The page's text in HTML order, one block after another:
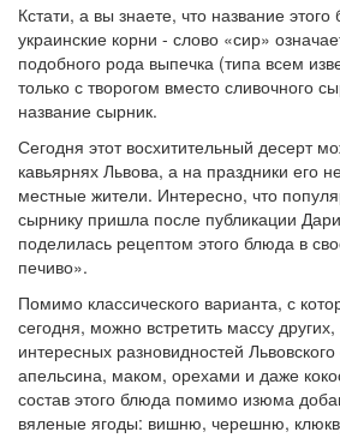
Кстати, а вы знаете, что название
украинские корни - слово «сир»
подобного рода выпечка (типа всем
только с творогом вместо сливочного
название сырник.
Сегодня этот восхитительный десерт
кавьярнях Львова, а на праздники его
местные жители. Интересно, что
сырнику пришла после публикации
поделилась рецептом этого блюда в
печиво».
Помимо классического варианта, с
сегодня, можно встретить массу
интересных разновидностей
апельсина, маком, орехами и даже
состав этого блюда помимо изюма
вяленые ягоды: вишню, черешню,